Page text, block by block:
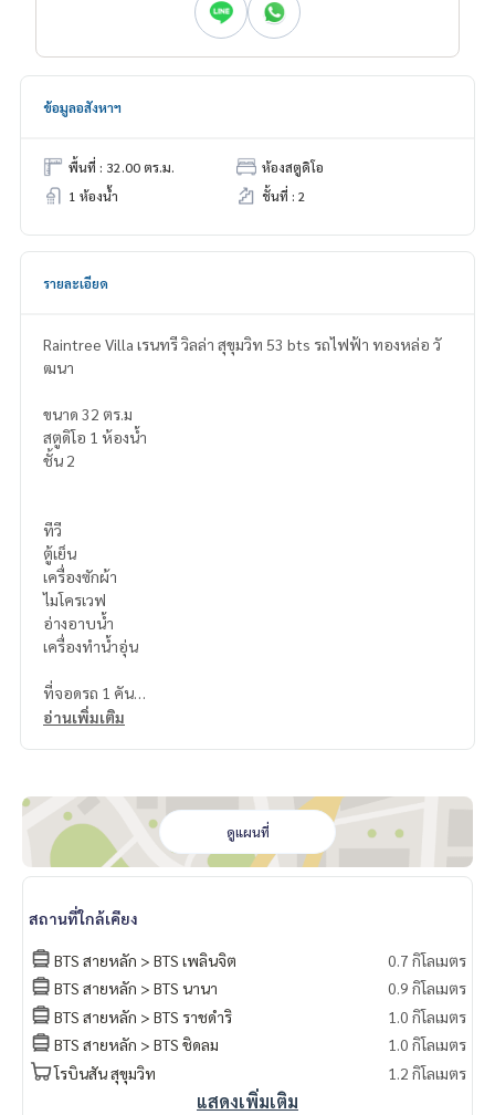
ข้อมูลอสังหาฯ
พื้นที่ : 32.00 ตร.ม.
ห้องสตูดิโอ
1 ห้องน้ำ
ชั้นที่ : 2
รายละเอียด
Raintree Villa เรนทรี วิลล่า สุขุมวิท 53 bts รถไฟฟ้า ทองหล่อ วั
ฒนา
ขนาด 32 ตร.ม
สตูดิโอ 1 ห้องน้ำ
ชั้น 2
ทีวี
ตู้เย็น
เครื่องซักผ้า
ไมโครเวฟ
อ่างอาบน้ำ
เครื่องทำน้ำอุ่น
ที่จอดรถ 1 คัน
ฟิตเนส
ห้องประชุม
มินิมาร์ท
ลิฟท์
Raintree Villa Sukhumvit 53 bts BTS Thonglor Watthana
Size 32 sq m.
Studio 1 bathroom
2nd floor
TV
อ่านเพิ่มเติม
ดูแผนที่
สถานที่ใกล้เคียง
BTS สายหลัก > BTS เพลินจิต
0.7 กิโลเมตร
BTS สายหลัก > BTS นานา
0.9 กิโลเมตร
BTS สายหลัก > BTS ราชดำริ
1.0 กิโลเมตร
BTS สายหลัก > BTS ชิดลม
1.0 กิโลเมตร
โรบินสัน สุขุมวิท
1.2 กิโลเมตร
แสดงเพิ่มเติม